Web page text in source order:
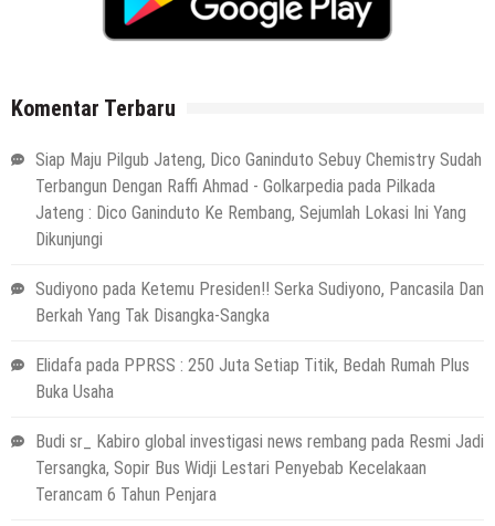
Komentar Terbaru
Siap Maju Pilgub Jateng, Dico Ganinduto Sebuy Chemistry Sudah
Terbangun Dengan Raffi Ahmad - Golkarpedia pada Pilkada
Jateng : Dico Ganinduto Ke Rembang, Sejumlah Lokasi Ini Yang
Dikunjungi
Sudiyono pada Ketemu Presiden!! Serka Sudiyono, Pancasila Dan
Berkah Yang Tak Disangka-Sangka
Elidafa pada PPRSS : 250 Juta Setiap Titik, Bedah Rumah Plus
Buka Usaha
Budi sr_ Kabiro global investigasi news rembang pada Resmi Jadi
Tersangka, Sopir Bus Widji Lestari Penyebab Kecelakaan
Terancam 6 Tahun Penjara